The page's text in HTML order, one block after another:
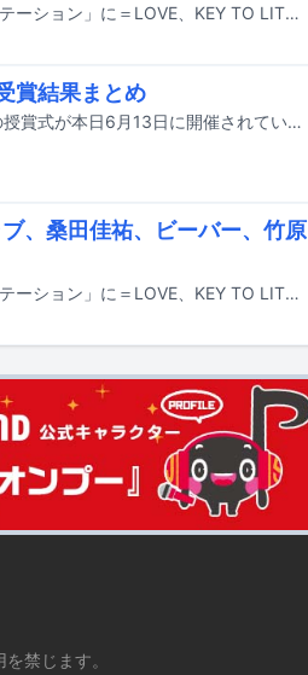
6月26日21:00よりテレビ朝日系で放送される「ミュージックステーション」に＝LOVE、KEY TO LIT、桑田佳祐、SUPER BEAVER、竹原ピストル、三浦大知、モナキが出演。一部未定だった歌唱曲が発表された。
賞結果まとめ
国内最大規模の国際音楽賞「MUSIC AWARDS JAPAN 2026」の授賞式が本日6月13日に開催されている。この記事では各部門の受賞結果を発表していく。以下リストの★印が受賞者・受賞作品となる。
、桑田佳祐、ビーバー、竹原
6月26日21:00よりテレビ朝日系で放送される「ミュージックステーション」に＝LOVE、KEY TO LIT、桑田佳祐、SUPER BEAVER、竹原ピストル、三浦大知、モナキが出演する。
禁じます。